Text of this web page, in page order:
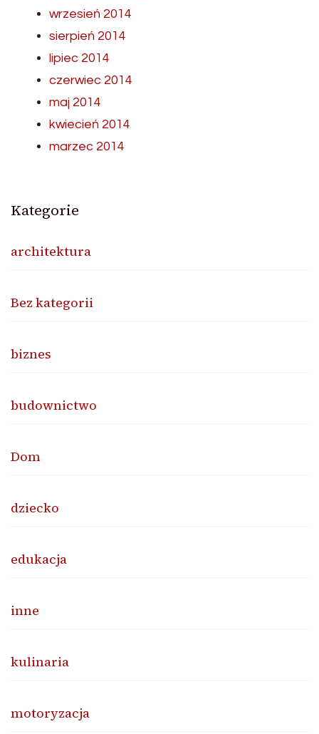
wrzesień 2014
sierpień 2014
lipiec 2014
czerwiec 2014
maj 2014
kwiecień 2014
marzec 2014
Kategorie
architektura
Bez kategorii
biznes
budownictwo
Dom
dziecko
edukacja
inne
kulinaria
motoryzacja